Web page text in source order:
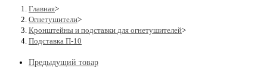
Главная>
Огнетушители>
Кронштейны и подставки для огнетушителей>
Подставка П-10
Предыдущий товар